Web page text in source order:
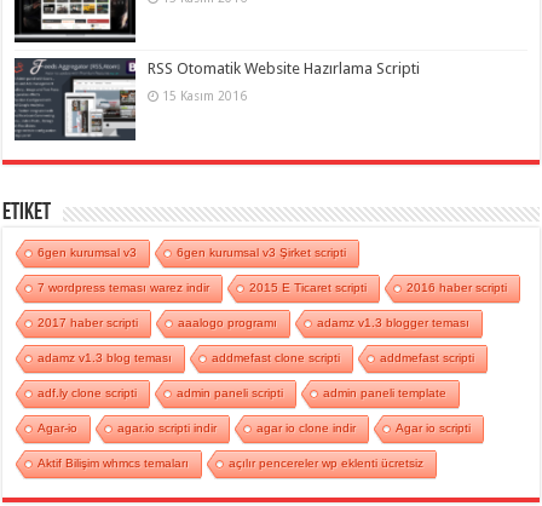
RSS Otomatik Website Hazırlama Scripti
15 Kasım 2016
Etiket
6gen kurumsal v3 6gen kurumsal v3 Şirket scripti
7 wordpress teması warez indir 2015 E Ticaret scripti 2016 haber scripti
2017 haber scripti aaalogo programı adamz v1.3 blogger teması
adamz v1.3 blog teması addmefast clone scripti addmefast scripti
adf.ly clone scripti admin paneli scripti admin paneli template
Agar-io agar.io scripti indir agar io clone indir Agar io scripti
Aktif Bilişim whmcs temaları açılır pencereler wp eklenti ücretsiz